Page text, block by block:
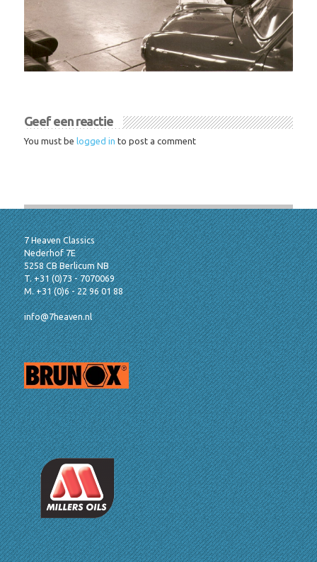
Geef een reactie
You must be logged in to post a comment
7 Heaven Classics
Nederhof 7E
5258 CB Berlicum NB
T. +31 (0)73 - 7070069
M. +31 (0)6 - 22 96 01 88
info@7heaven.nl